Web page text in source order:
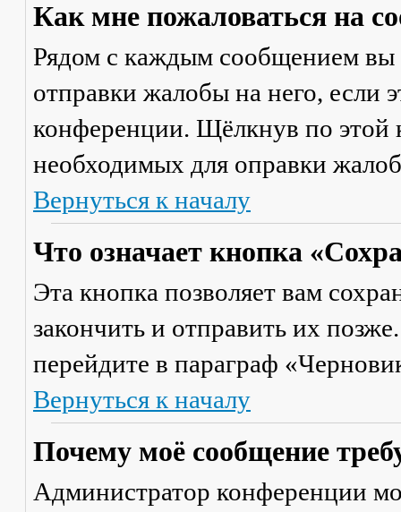
Как мне пожаловаться на
Рядом с каждым сообщением вы
отправки жалобы на него, если
конференции. Щёлкнув по этой
необходимых для оправки
Вернуться к началу
Что означает кнопка
Эта кнопка позволяет вам
закончить и отправить их
перейдите в параграф
Вернуться к началу
Почему моё сообщение
Администратор конференции